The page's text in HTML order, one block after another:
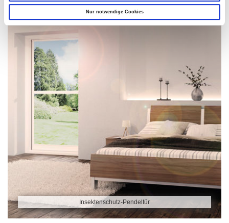
Nur notwendige Cookies
Insektenschutz-Pendeltür